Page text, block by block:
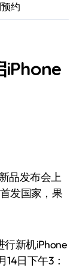
约
iPhone
发国家，果
新机iPhone
14日下午3：